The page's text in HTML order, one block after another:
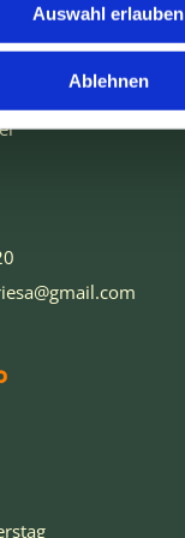
Auswahl erlauben
Ablehnen